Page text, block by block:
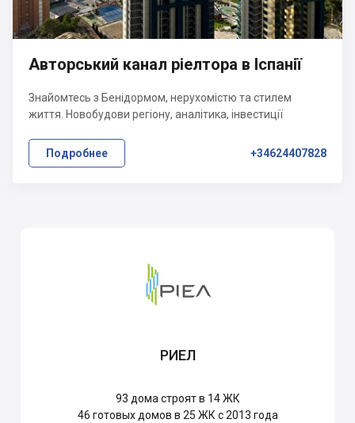
Авторський канал ріелтора в Іспанії
Знайомтесь з Бенідормом, нерухомістю та стилем
життя. Новобудови регіону, аналітика, інвестиції
Подробнее +34624407828
РИЕЛ
93 дома строят в 14 ЖК
46 готовых домов в 25 ЖК с 2013 года